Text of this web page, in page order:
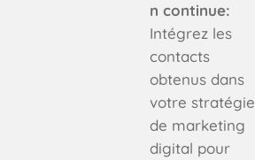
n continue:
Intégrez les
contacts
obtenus dans
votre stratégie
de marketing
digital pour